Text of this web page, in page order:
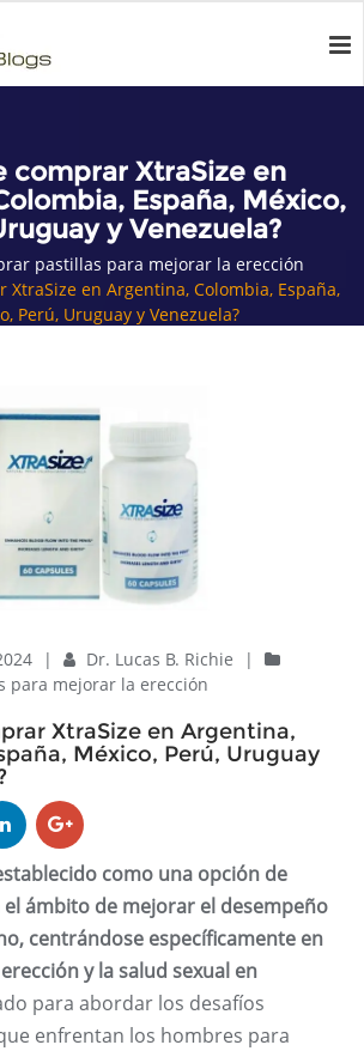
comprar XtraSize en
España, México,
y Venezuela?
pastillas para mejorar la erección
XtraSize en Argentina, Colombia, España,
Perú, Uruguay y Venezuela?
| Dr. Lucas B. Richie
|
para mejorar la erección
XtraSize en Argentina,
México, Perú, Uruguay
como una opción de
ámbito de mejorar el desempeño
centrándose específicamente en
y la salud sexual en
para abordar los desafíos
enfrentan los hombres para